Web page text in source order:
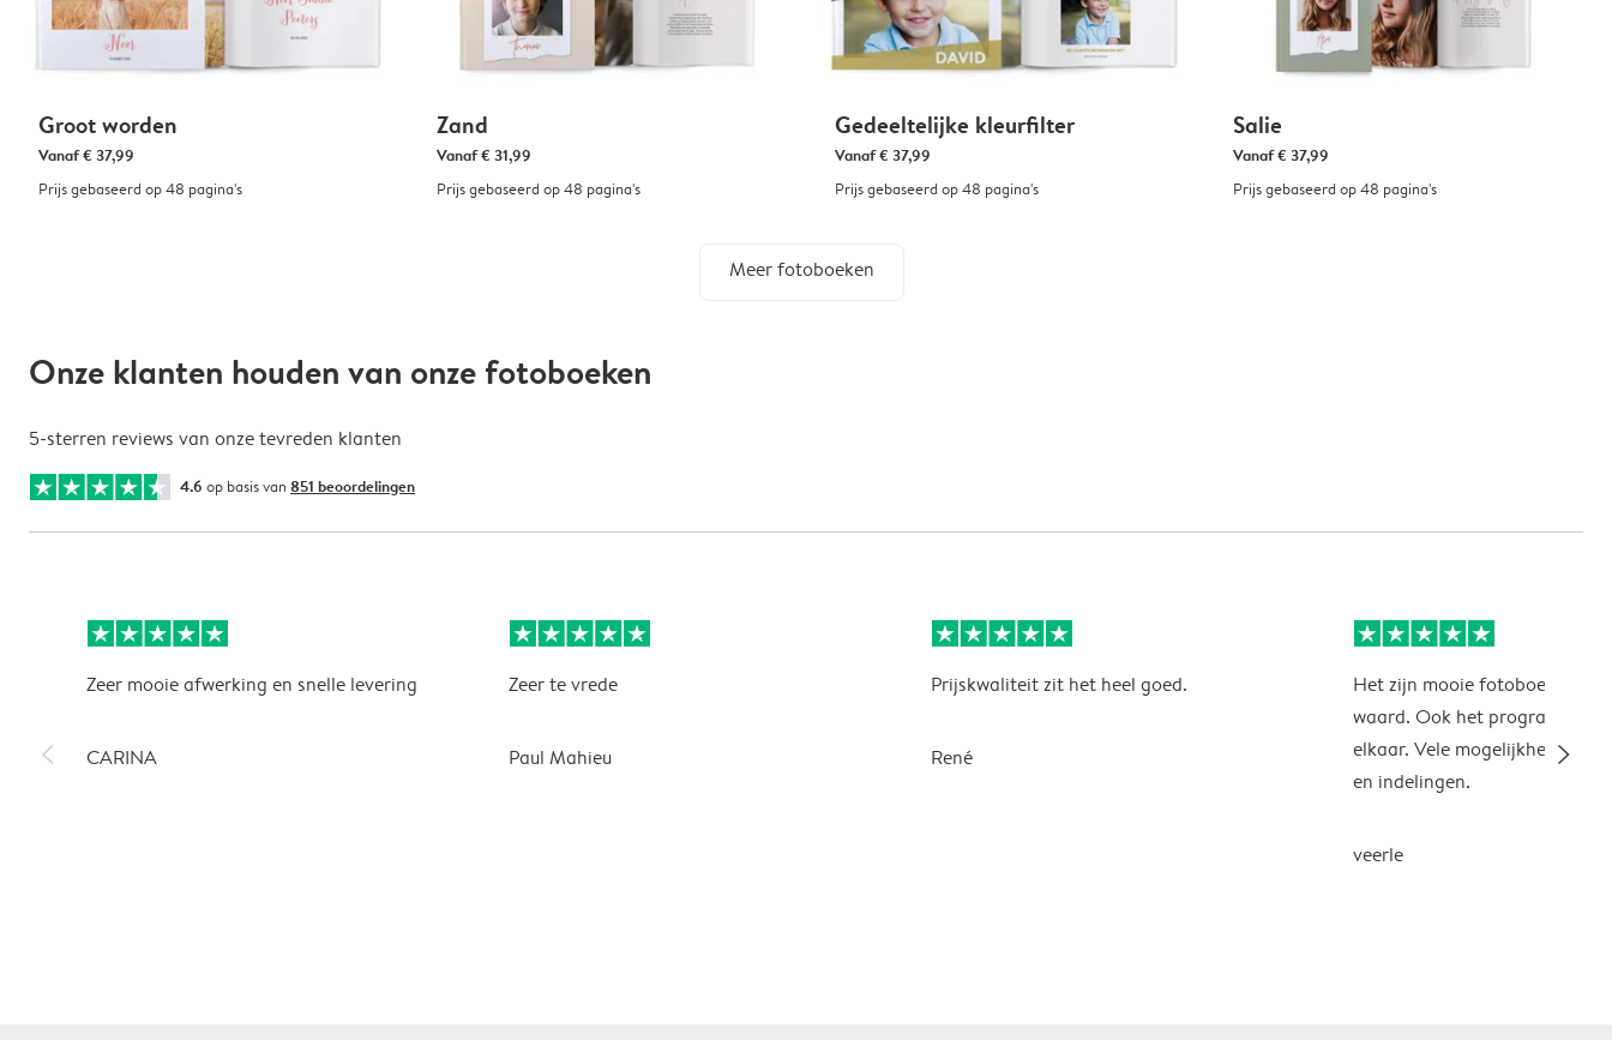
Groot worden
Vanaf€ 37,99
Prijs gebaseerd op 48 pagina's
Zand
Vanaf€ 31,99
Prijs gebaseerd op 48 pagina's
Gedeeltelijke kleurfilter
Vanaf€ 37,99
Prijs gebaseerd op 48 pagina's
Salie
Vanaf€ 37,99
Prijs gebaseerd op 48 pagina's
Meer fotoboeken
Onze klanten houden van onze fotoboeken
5-sterren reviews van onze tevreden klanten
4.6 op basis van 851 beoordelingen
slim_arrow_left
Zeer mooie afwerking en snelle levering
CARINA
Zeer te vrede
Paul Mahieu
Prijskwaliteit zit het heel goed.
René
Het zijn mooie fotoboeken,
waard. Ook het programma
elkaar. Vele mogelijkheden,
en indelingen.
veerle
slim_arrow_right